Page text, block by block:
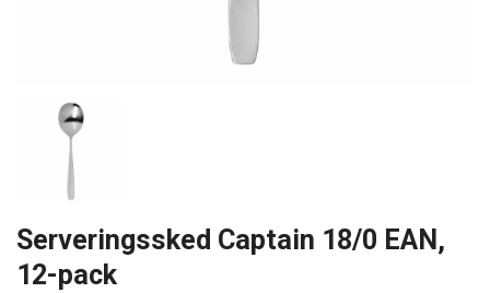
Serveringssked Captain 18/0 EAN,
12-pack